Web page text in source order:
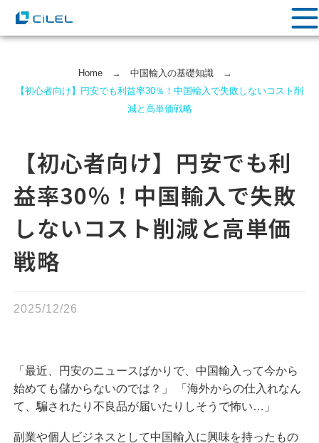
Home→ 中国輸⼊の基礎知識→
【初心者向け】円安でも利益率30％！中国輸入で失敗しないコスト削
減と高単価戦略
【初心者向け】円安でも利
益率30％！中国輸入で失敗
しないコスト削減と高単価
戦略
2025/12/26
「最近、円安のニュースばかりで、中国輸入って今から
始めても儲からないのでは？」 「海外からの仕入れなん
て、騙されたり不良品が届いたりしそうで怖い…」
副業や個人ビジネスとして中国輸入に興味を持ったもの